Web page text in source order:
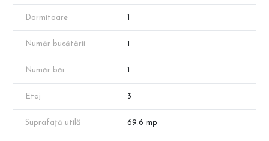
optim și eficiență energetică.
Dormitor (12.38 mp) și Hol (5.35 mp).
Spații Exterioare: 2 Balcoane generoase de 10.56 mp și 6.53 mp.
Baie Utilată: Baie de 4.94 mp, predată complet echipată.
94.000 Euro + TVA (pentru avans de 50%)
Avantajele Complexului:
Dormitoare 1
Număr bucătării 1
Număr băi 1
Etaj 3
Suprafață utilă 69.6 mp